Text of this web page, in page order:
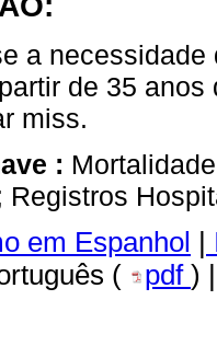
a
de 35
miss.
:
Registros
em Espanhol
( pdf )